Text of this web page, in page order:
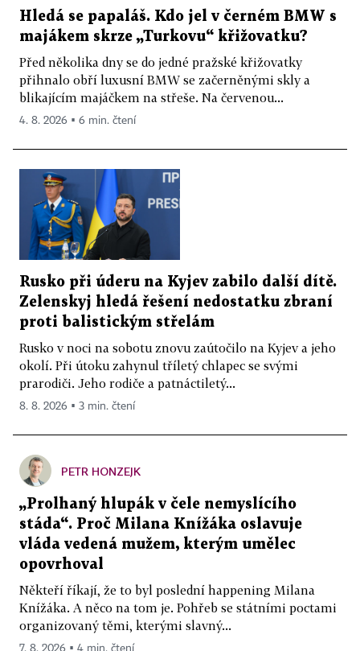
Hledá se papaláš. Kdo jel v černém BMW s
majákem skrze „Turkovu“ křižovatku?
Před několika dny se do jedné pražské křižovatky
přihnalo obří luxusní BMW se začerněnými skly a
blikajícím majáčkem na střeše. Na červenou...
4. 8. 2026 ▪ 6 min. čtení
Rusko při úderu na Kyjev zabilo další dítě.
Zelenskyj hledá řešení nedostatku zbraní
proti balistickým střelám
Rusko v noci na sobotu znovu zaútočilo na Kyjev a jeho
okolí. Při útoku zahynul tříletý chlapec se svými
prarodiči. Jeho rodiče a patnáctiletý...
8. 8. 2026 ▪ 3 min. čtení
PETR HONZEJK
„Prolhaný hlupák v čele nemyslícího
stáda“. Proč Milana Knížáka oslavuje
vláda vedená mužem, kterým umělec
opovrhoval
Někteří říkají, že to byl poslední happening Milana
Knížáka. A něco na tom je. Pohřeb se státními poctami
organizovaný těmi, kterými slavný...
7. 8. 2026 ▪ 4 min. čtení